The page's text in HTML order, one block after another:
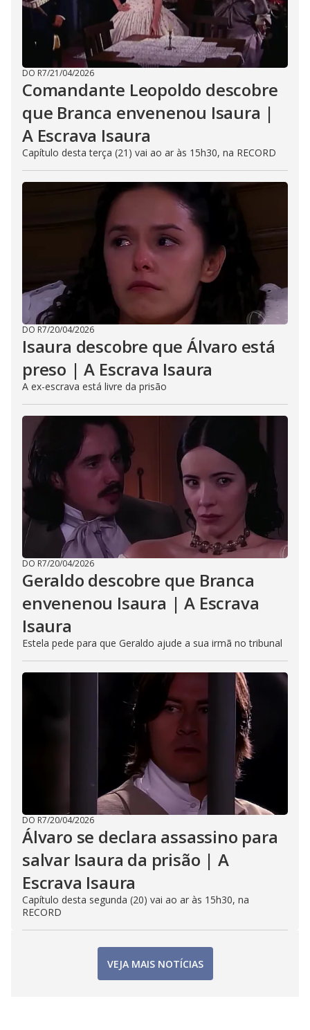
DO R7/21/04/2026
Comandante Leopoldo descobre
que Branca envenenou Isaura |
A Escrava Isaura
Capítulo desta terça (21) vai ao ar às 15h30, na RECORD
DO R7/20/04/2026
Isaura descobre que Álvaro está
preso | A Escrava Isaura
A ex-escrava está livre da prisão
DO R7/20/04/2026
Geraldo descobre que Branca
envenenou Isaura | A Escrava
Isaura
Estela pede para que Geraldo ajude a sua irmã no tribunal
DO R7/20/04/2026
Álvaro se declara assassino para
salvar Isaura da prisão | A
Escrava Isaura
Capítulo desta segunda (20) vai ao ar às 15h30, na
RECORD
VEJA MAIS NOTÍCIAS